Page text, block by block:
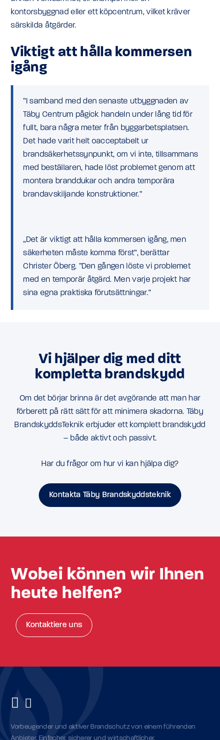
kontorsbyggnad eller ett köpcentrum, vilket kräver
särskilda åtgärder.
Viktigt att hålla kommersen
igång
”I samband med den senaste utbyggnaden av
Täby Centrum pågick handeln under lång tid för
fullt, bara några meter från byggarbetsplatsen.
Det hade varit helt oacceptabelt ur
brandsäkerhetssynpunkt, om vi inte, tillsammans
med beställaren, hade löst problemet genom att
montera branddukar och andra temporära
brandavskiljande konstruktioner.”
„Det är viktigt att hålla kommersen igång, men
säkerheten måste komma först”, berättar
Christer Öberg. ”Den gången löste vi problemet
med en temporär åtgärd. Men varje projekt har
sina egna praktiska förutsättningar.”
Vi hjälper dig med ditt
kompletta brandskydd
Om det börjar brinna är det avgörande att man har
förberett på rätt sätt för att minimera skadorna. Täby
BrandskyddsTeknik erbjuder ett komplett brandskydd
– både aktivt och passivt.
Har du frågor om hur vi kan hjälpa dig?
Kontakta Täby Brandskyddsteknik
Wobei können wir Ihnen
heute helfen?
Kontaktiere uns
Vorbeugender und aktiver Brandschutz von einem führenden
Anbieter. Einfacher, sicherer und wirtschaftlicher.